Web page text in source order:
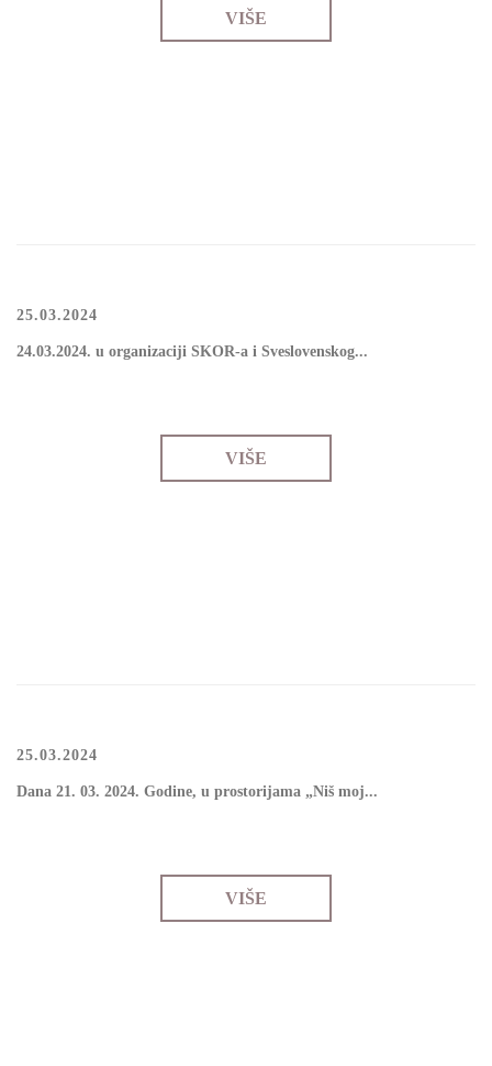
VIŠE
25.03.2024
24.03.2024. u organizaciji SKOR-a i Sveslovenskog...
VIŠE
25.03.2024
Dаnа 21. 03. 2024. Gоdinе, u prоstоriјаmа „Niš mој...
VIŠE